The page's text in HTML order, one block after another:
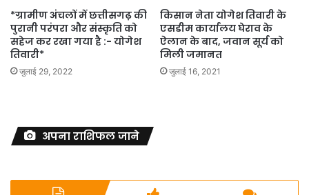
*ग्रामीण अंचलों में छत्तीसगढ़ की
पुरानी परंपरा और संस्कृति को
सहेज कर रखा गया है :- योगेश
तिवारी*
जुलाई 29, 2022
किसान नेता योगेश तिवारी के
एसडीम कार्यालय घेराव के
ऐलान के बाद, जवान सूर्य को
मिली जमानत
जुलाई 16, 2021
अपना राशिफल जाने